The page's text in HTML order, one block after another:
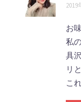
2019
お
私
具
リ
こ